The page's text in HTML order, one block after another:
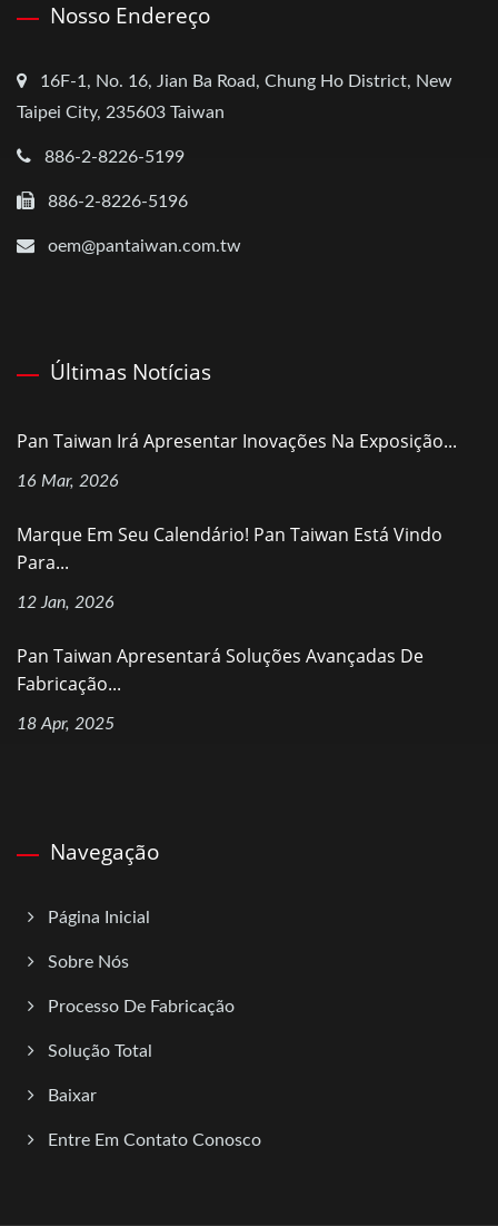
Nosso Endereço
16F-1, No. 16, Jian Ba Road, Chung Ho District, New
Taipei City, 235603 Taiwan
886-2-8226-5199
886-2-8226-5196
oem@pantaiwan.com.tw
Últimas Notícias
Pan Taiwan Irá Apresentar Inovações Na Exposição...
16 Mar, 2026
Marque Em Seu Calendário! Pan Taiwan Está Vindo
Para...
12 Jan, 2026
Pan Taiwan Apresentará Soluções Avançadas De
Fabricação...
18 Apr, 2025
Navegação
Página Inicial
Sobre Nós
Processo De Fabricação
Solução Total
Baixar
Entre Em Contato Conosco